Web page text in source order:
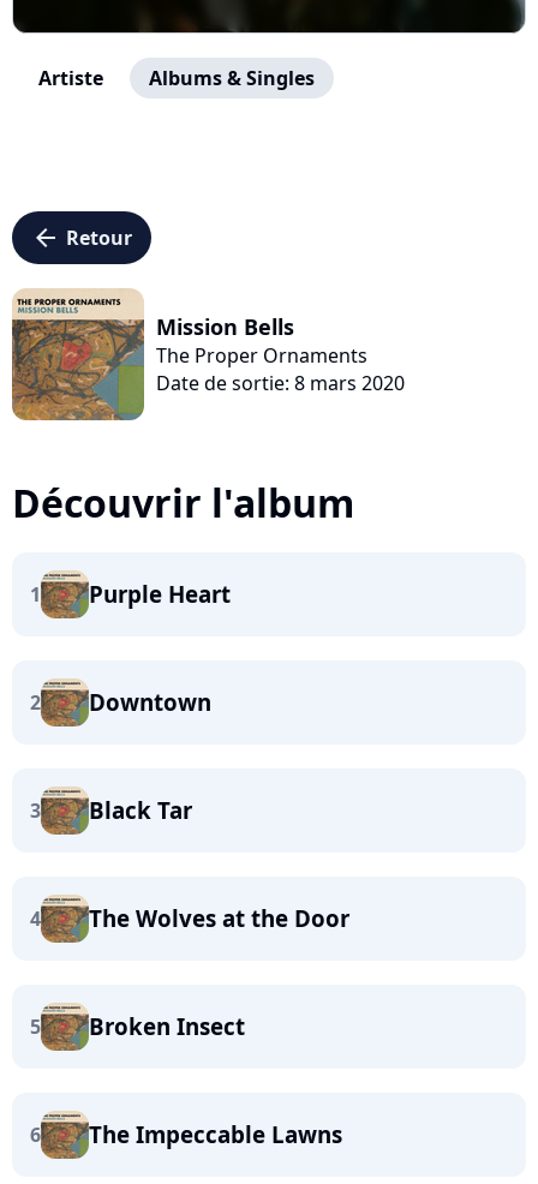
Artiste Albums & Singles
arrow_left Retour
Mission Bells
The Proper Ornaments
Date de sortie: 8 mars 2020
Découvrir l'album
1 Purple Heart
2 Downtown
3 Black Tar
4 The Wolves at the Door
5 Broken Insect
6 The Impeccable Lawns